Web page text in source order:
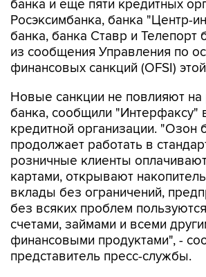
банка и еще пяти кредитных
Росэксимбанка, банка "Центр-
банка, банка Ставр и Телепорт
из сообщения Управления по
финансовых санкций (OFSI)
Новые санкции не повлияют на
банка, сообщили "Интерфаксу"
кредитной организации. "Озон
продолжает работать в
розничные клиенты
картами, открывают
вклады без ограничений,
без всяких проблем
счетами, займами и всеми
финансовыми продуктами", -
представитель пресс-службы.